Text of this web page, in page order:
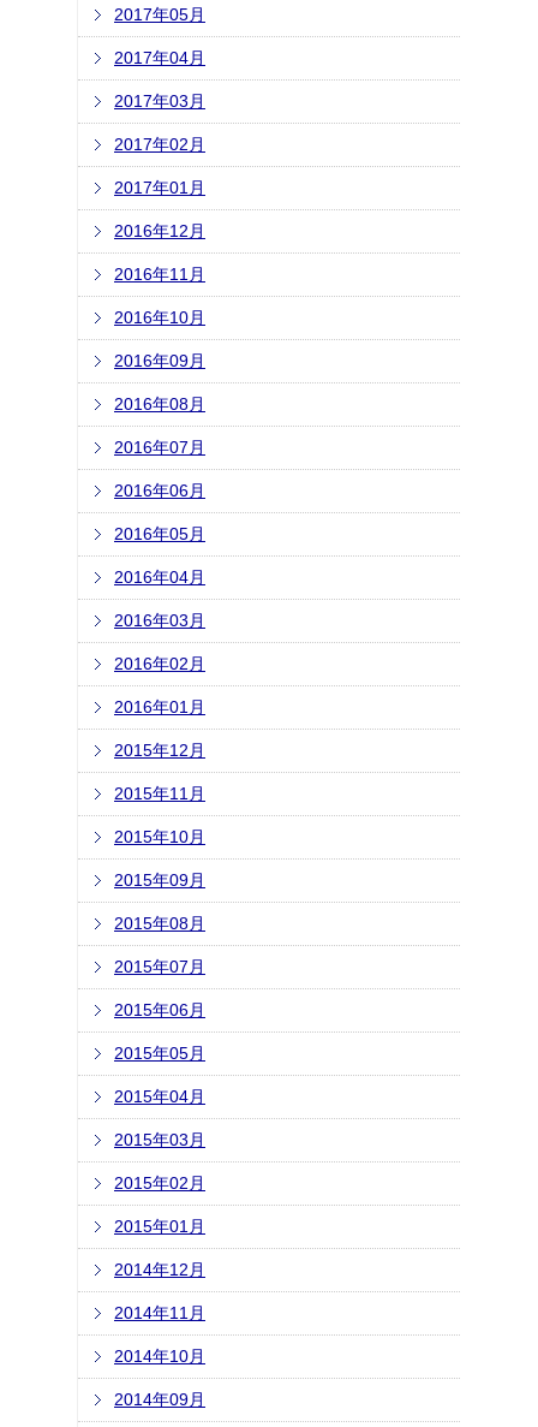
2017年05月
2017年04月
2017年03月
2017年02月
2017年01月
2016年12月
2016年11月
2016年10月
2016年09月
2016年08月
2016年07月
2016年06月
2016年05月
2016年04月
2016年03月
2016年02月
2016年01月
2015年12月
2015年11月
2015年10月
2015年09月
2015年08月
2015年07月
2015年06月
2015年05月
2015年04月
2015年03月
2015年02月
2015年01月
2014年12月
2014年11月
2014年10月
2014年09月